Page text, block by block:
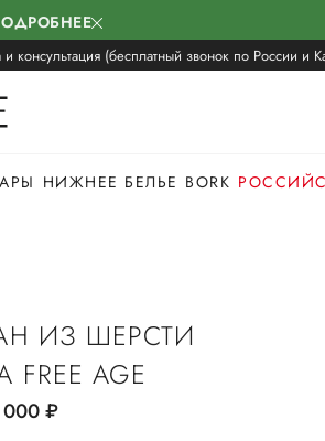
консультация (бесплатный звонок по России и
НИЖНЕЕ БЕЛЬЕ BORK
ИЗ ШЕРСТИ
AGE
руб.